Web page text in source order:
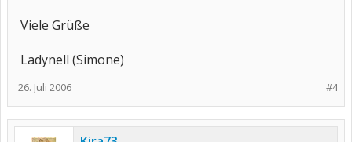
Viele Grüße
Ladynell (Simone)
#4
26. Juli 2006